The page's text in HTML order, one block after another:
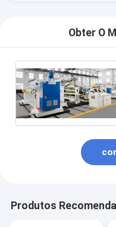
Obter O
Produtos